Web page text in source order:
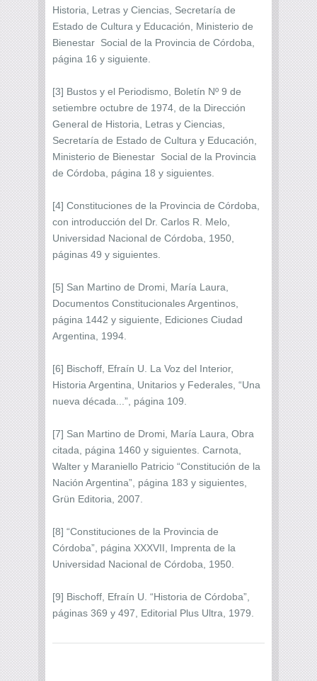
Historia, Letras y Ciencias, Secretaría de
Estado de Cultura y Educación, Ministerio de
Bienestar Social de la Provincia de Córdoba,
página 16 y siguiente.
[3] Bustos y el Periodismo, Boletín Nº 9 de
setiembre octubre de 1974, de la Dirección
General de Historia, Letras y Ciencias,
Secretaría de Estado de Cultura y Educación,
Ministerio de Bienestar Social de la Provincia
de Córdoba, página 18 y siguientes.
[4] Constituciones de la Provincia de Córdoba,
con introducción del Dr. Carlos R. Melo,
Universidad Nacional de Córdoba, 1950,
páginas 49 y siguientes.
[5] San Martino de Dromi, María Laura,
Documentos Constitucionales Argentinos,
página 1442 y siguiente, Ediciones Ciudad
Argentina, 1994.
[6] Bischoff, Efraín U. La Voz del Interior,
Historia Argentina, Unitarios y Federales, “Una
nueva década...”, página 109.
[7] San Martino de Dromi, María Laura, Obra
citada, página 1460 y siguientes. Carnota,
Walter y Maraniello Patricio “Constitución de la
Nación Argentina”, página 183 y siguientes,
Grün Editoria, 2007.
[8] “Constituciones de la Provincia de
Córdoba”, página XXXVII, Imprenta de la
Universidad Nacional de Córdoba, 1950.
[9] Bischoff, Efraín U. “Historia de Córdoba”,
páginas 369 y 497, Editorial Plus Ultra, 1979.